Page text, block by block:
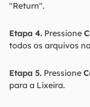
"Return".
Etapa 4.Pressione
todos os arquivos
Etapa 5.Pressione
para a Lixeira.